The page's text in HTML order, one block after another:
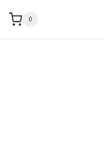
0